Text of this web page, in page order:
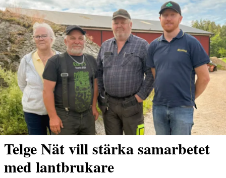
Telge Nät vill stärka samarbetet
med lantbrukare